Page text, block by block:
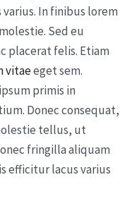
In finibus lorem
Sed eu
placerat felis. Etiam
vitaeeget sem.
primis in
Donec consequat,
tellus, ut
fringilla aliquam
efficitur lacus varius